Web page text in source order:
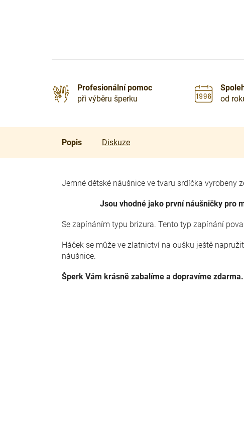
Profesionální pomoc
při výběru šperku
od
Popis Diskuze
Jemné dětské náušnice ve tvaru srdíčka vyrobeny
Jsou vhodné jako první náušničky pro
Se zapínáním typu brizura. Tento typ zapínání
Háček se může ve zlatnictví na oušku ještě
náušnice.
Šperk Vám krásně zabalíme a dopravíme zdarma.